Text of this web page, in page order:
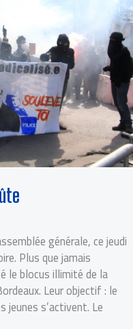
générale, ce jeudi
Plus que jamais
le blocus illimité de la
Leur objectif : le
jeunes s’activent. Le